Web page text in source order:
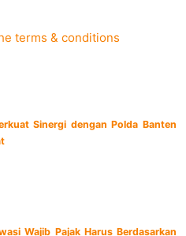
terms & conditions
Sinergi dengan Polda Banten
Wajib Pajak Harus Berdasarkan